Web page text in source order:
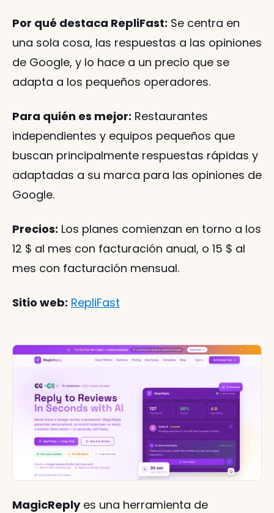
Por qué destaca RepliFast: Se centra en
una sola cosa, las respuestas a las opiniones
de Google, y lo hace a un precio que se
adapta a los pequeños operadores.
Para quién es mejor: Restaurantes
independientes y equipos pequeños que
buscan principalmente respuestas rápidas y
adaptadas a su marca para las opiniones de
Google.
Precios: Los planes comienzan en torno a los
12 $ al mes con facturación anual, o 15 $ al
mes con facturación mensual.
Sitio web: RepliFast
MagicReply es una herramienta de